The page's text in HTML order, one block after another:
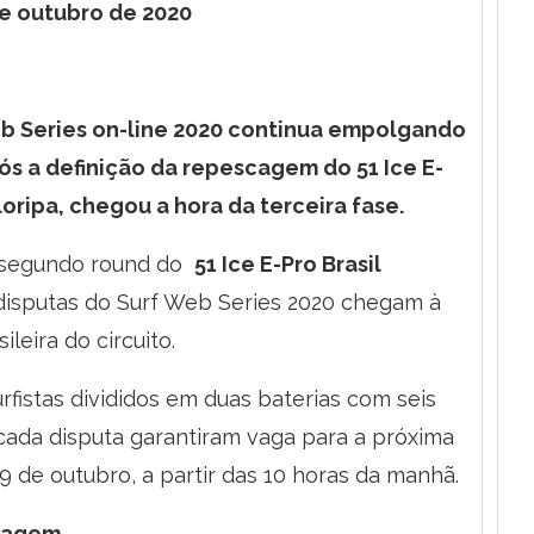
outubro de 2020
Series on-line 2020 continua empolgando
a definição da repescagem do 51 Ice E-
chegou a hora da terceira fase.
round do 51 Ice E-Pro Brasil
do Surf Web Series 2020 chegam à
do circuito.
divididos em duas baterias com seis
disputa garantiram vaga para a próxima
de outubro, a partir das 10 horas da manhã.